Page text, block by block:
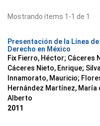
Mostrando ítems 1-1 de 1
Presentación de la Línea
Derecho en México
Fix Fierro, Héctor; Cáceres
Cáceres Nieto, Enrique;
Innamorato, Mauricio;
Hernández Martínez, María
Alberto
2011